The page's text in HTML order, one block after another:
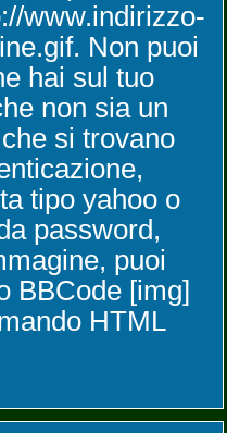
www.indirizzo-
Non puoi
hai sul tuo
non sia un
si trovano
tipo yahoo o
password,
puoi
BBCode [img]
HTML